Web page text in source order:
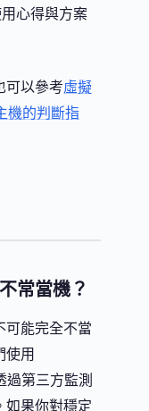
心得與方案
可以參考虛擬
機的判斷指
常當機？
可能完全不當
使用
過第三方監測
如果你對穩定